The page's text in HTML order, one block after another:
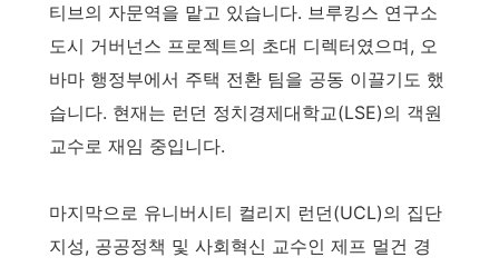
티브의 자문역을 맡고 있습니다. 브루킹스 연구소
도시 거버넌스 프로젝트의 초대 디렉터였으며, 오
바마 행정부에서 주택 전환 팀을 공동 이끌기도 했
습니다. 현재는 런던 정치경제대학교(LSE)의 객원
교수로 재임 중입니다.
마지막으로 유니버시티 컬리지 런던(UCL)의 집단
지성, 공공정책 및 사회혁신 교수인 제프 멀건 경